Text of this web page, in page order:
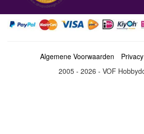
Algemene Voorwaarden
2005 - 2026 - VOF